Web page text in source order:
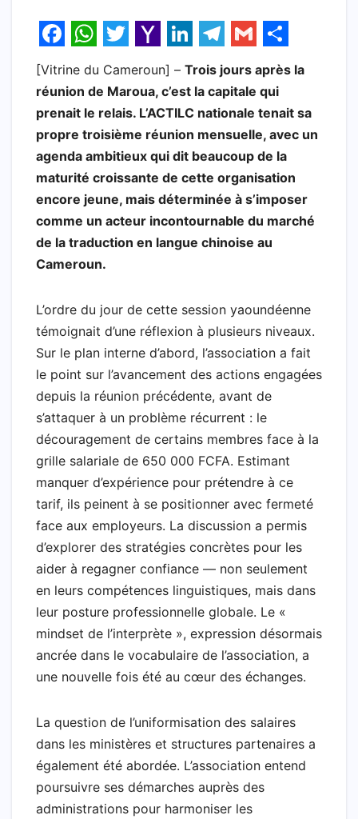
F
a
c
e
b
o
o
k
W
h
a
t
s
A
p
p
T
w
i
t
t
e
r
Y
a
h
o
o
M
a
i
L
i
n
k
e
d
I
n
T
e
l
e
g
r
a
m
G
m
a
i
l
S
h
a
r
e
[Vitrine du Cameroun] – Trois jours après la
réunion de Maroua, c’est la capitale qui
prenait le relais. L’ACTILC nationale tenait sa
propre troisième réunion mensuelle, avec un
agenda ambitieux qui dit beaucoup de la
maturité croissante de cette organisation
encore jeune, mais déterminée à s’imposer
comme un acteur incontournable du marché
de la traduction en langue chinoise au
Cameroun.
L’ordre du jour de cette session yaoundéenne
témoignait d’une réflexion à plusieurs niveaux.
Sur le plan interne d’abord, l’association a fait
le point sur l’avancement des actions engagées
depuis la réunion précédente, avant de
s’attaquer à un problème récurrent : le
découragement de certains membres face à la
grille salariale de 650 000 FCFA. Estimant
manquer d’expérience pour prétendre à ce
tarif, ils peinent à se positionner avec fermeté
face aux employeurs. La discussion a permis
d’explorer des stratégies concrètes pour les
aider à regagner confiance — non seulement
en leurs compétences linguistiques, mais dans
leur posture professionnelle globale. Le «
mindset de l’interprète », expression désormais
ancrée dans le vocabulaire de l’association, a
une nouvelle fois été au cœur des échanges.
La question de l’uniformisation des salaires
dans les ministères et structures partenaires a
également été abordée. L’association entend
poursuivre ses démarches auprès des
administrations pour harmoniser les